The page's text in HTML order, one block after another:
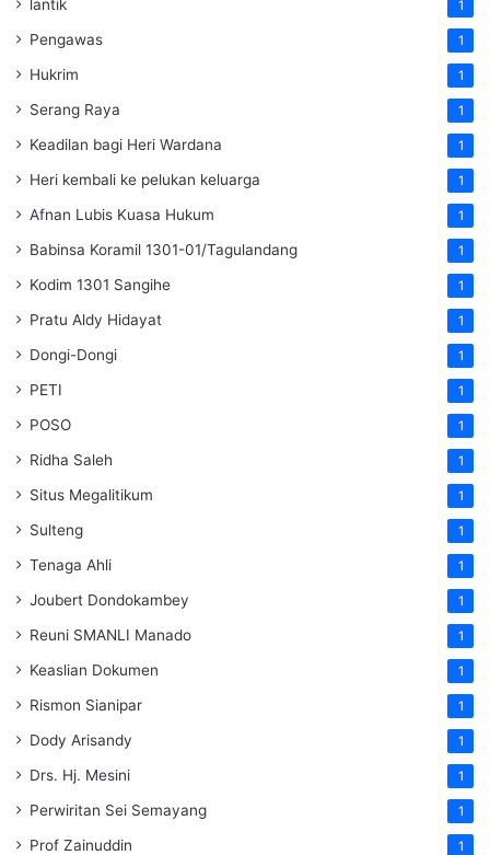
lantik 1
Pengawas 1
Hukrim 1
Serang Raya 1
Keadilan bagi Heri Wardana 1
Heri kembali ke pelukan keluarga 1
Afnan Lubis Kuasa Hukum 1
Babinsa Koramil 1301-01/Tagulandang 1
Kodim 1301 Sangihe 1
Pratu Aldy Hidayat 1
Dongi-Dongi 1
PETI 1
POSO 1
Ridha Saleh 1
Situs Megalitikum 1
Sulteng 1
Tenaga Ahli 1
Joubert Dondokambey 1
Reuni SMANLI Manado 1
Keaslian Dokumen 1
Rismon Sianipar 1
Dody Arisandy 1
Drs. Hj. Mesini 1
Perwiritan Sei Semayang 1
Prof Zainuddin 1